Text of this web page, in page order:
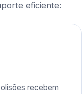
eficiente:
recebem